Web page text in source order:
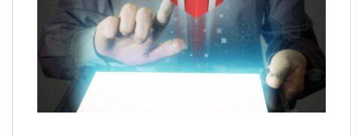
NOVA: innovación y diseño que transforman espacios de la
mano de Tormo Franquicias